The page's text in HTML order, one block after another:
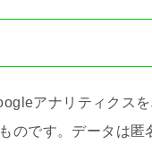
アナリティクス
のです。データは